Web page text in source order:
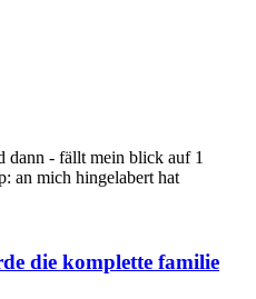
dann - fällt mein blick auf 1
an mich hingelabert hat
die komplette familie